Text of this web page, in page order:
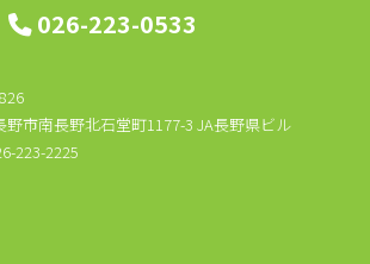
026-223-0533
野市南長野北石堂町1177-3 JA長野県ビル
223-2225